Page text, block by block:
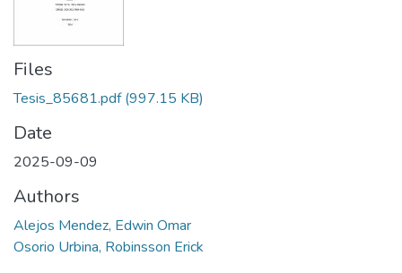
Files
Tesis_85681.pdf(997.15 KB)
Date
2025-09-09
Authors
Alejos Mendez, Edwin Omar
Osorio Urbina, Robinsson Erick